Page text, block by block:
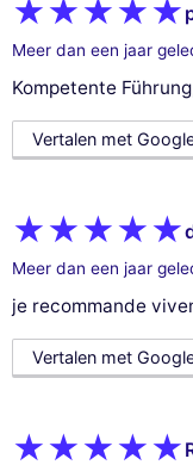
Meer dan een jaar
Kompetente
Vertalen met
Meer dan een jaar
je recommande
Vertalen met